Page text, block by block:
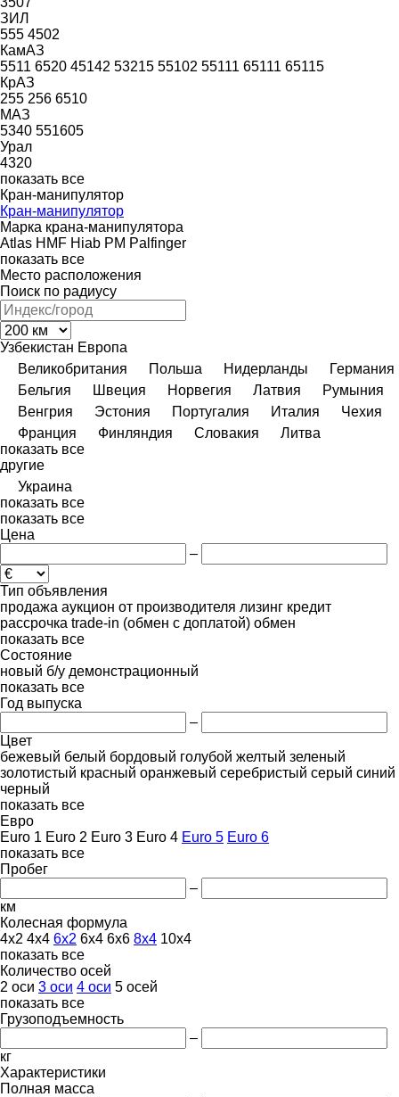
ЗИЛ
555 4502
КамАЗ
5511 6520 45142 53215 55102 55111 65111 65115
КрАЗ
255 256 6510
МАЗ
5340 551605
Урал
4320
показать все
Кран-манипулятор
Кран-манипулятор
Марка крана-манипулятора
Atlas HMF Hiab PM Palfinger
показать все
Место расположения
Поиск по радиусу
Узбекистан Европа
Великобритания
Польша Нидерланды
Германия
Бельгия
Швеция Норвегия Латвия
Румыния
Венгрия
Эстония Португалия Италия
Чехия
Франция
Финляндия Словакия
Литва
показать все
другие
Украина
показать все
показать все
Цена
–
Тип объявления
продажа аукцион от производителя лизинг кредит
рассрочка trade-in (обмен с доплатой) обмен
показать все
Состояние
новый б/у демонстрационный
показать все
Год выпуска
–
Цвет
бежевый белый бордовый голубой желтый зеленый
золотистый красный оранжевый серебристый серый синий
черный
показать все
Евро
Euro 1 Euro 2 Euro 3 Euro 4 Euro 5 Euro 6
показать все
Пробег
–
км
Колесная формула
4x2 4x4 6x2 6x4 6x6 8x4 10x4
показать все
Количество осей
2 оси 3 оси 4 оси 5 осей
показать все
Грузоподъемность
–
кг
Характеристики
Полная масса